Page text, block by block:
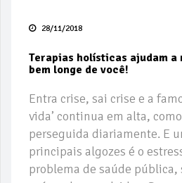
28/11/2018
Terapias holísticas ajudam a
bem longe de você!
Entra crise, sai crise e a
vida’ continua em alta,
perseguida diariamente. E
principais algozes é o
problema de saúde pública,